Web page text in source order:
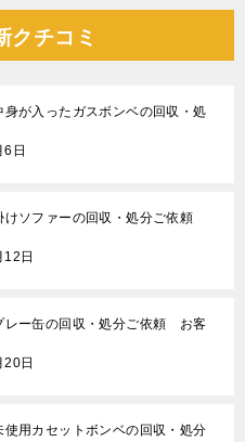
クチコミ
身が入ったガスボンベの回収・処
日
けソファーの回収・処分ご依頼
日
レー缶の回収・処分ご依頼 お客
日
使用カセットボンベの回収・処分